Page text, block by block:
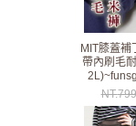
MIT膝蓋補
帶內刷毛
NT.799